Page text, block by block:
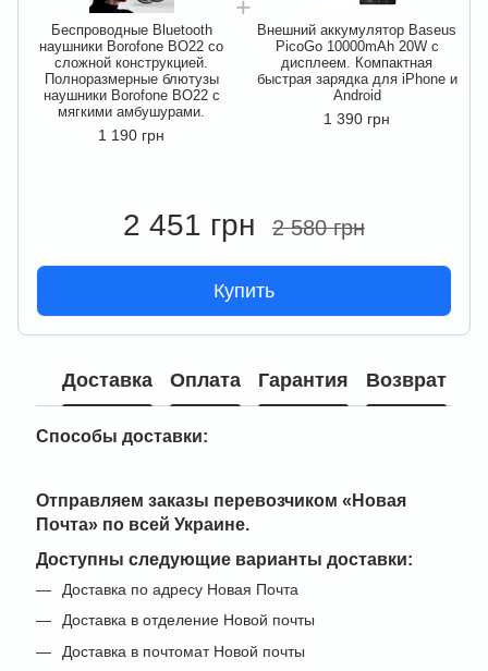
Беспроводные Bluetooth
наушники Borofone BO22 со
сложной конструкцией.
Полноразмерные блютузы
наушники Borofone BO22 с
мягкими амбушурами.
1 190 грн
Внешний аккумулятор Baseus
PicoGo 10000mAh 20W с
дисплеем. Компактная
быстрая зарядка для iPhone и
Android
1 390 грн
2 451 грн 2 580 грн
Купить
Доставка Оплата Гарантия Возврат
Способы доставки:
Отправляем заказы перевозчиком «Новая
Почта» по всей Украине.
Доступны следующие варианты доставки:
Доставка по адресу Новая Почта
Доставка в отделение Новой почты
Доставка в почтомат Новой почты